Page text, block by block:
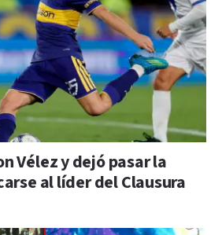
Vélez y dejó pasar la
al líder del Clausura